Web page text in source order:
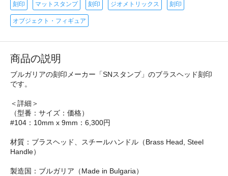
刻印 マットスタンプ 刻印 ジオメトリックス 刻印
オブジェクト・フィギュア
商品の説明
ブルガリアの刻印メーカー「SNスタンプ」のブラスヘッド刻印
です。
＜詳細＞
（型番：サイズ：価格）
#104：10mm x 9mm：6,300円
材質：ブラスヘッド、スチールハンドル（Brass Head, Steel
Handle）
製造国：ブルガリア（Made in Bulgaria）